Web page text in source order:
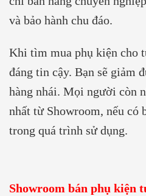
và bảo hành chu đáo.
Khi tìm mua phụ kiện cho
đáng tin cậy. Bạn sẽ giảm
hàng nhái. Mọi người còn
nhất từ Showroom, nếu có
trong quá trình sử dụng.
Showroom bán phụ kiện